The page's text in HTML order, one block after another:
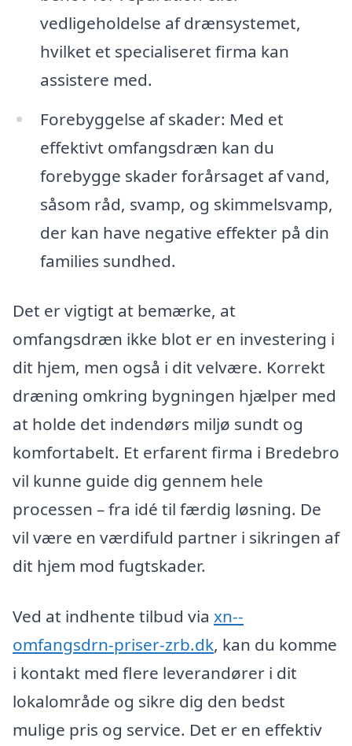
vedligeholdelse af drænsystemet,
hvilket et specialiseret firma kan
assistere med.
Forebyggelse af skader: Med et
effektivt omfangsdræn kan du
forebygge skader forårsaget af vand,
såsom råd, svamp, og skimmelsvamp,
der kan have negative effekter på din
families sundhed.
Det er vigtigt at bemærke, at
omfangsdræn ikke blot er en investering i
dit hjem, men også i dit velvære. Korrekt
dræning omkring bygningen hjælper med
at holde det indendørs miljø sundt og
komfortabelt. Et erfarent firma i Bredebro
vil kunne guide dig gennem hele
processen – fra idé til færdig løsning. De
vil være en værdifuld partner i sikringen af
dit hjem mod fugtskader.
Ved at indhente tilbud via xn--
omfangsdrn-priser-zrb.dk, kan du komme
i kontakt med flere leverandører i dit
lokalområde og sikre dig den bedst
mulige pris og service. Det er en effektiv